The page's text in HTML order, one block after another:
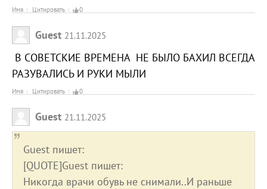
Имя Цитировать 0
Guest 21.11.2025
В СОВЕТСКИЕ ВРЕМЕНА НЕ БЫЛО БАХИЛ ВСЕГДА
РАЗУВАЛИСЬ И РУКИ МЫЛИ
Имя Цитировать 0
Guest 21.11.2025
Guest пишет:
[QUOTE]Guest пишет:
Никогда врачи обувь не снимали..И раньше